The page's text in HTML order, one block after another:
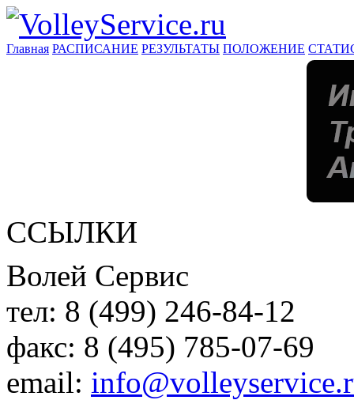
Главная РАСПИСАНИЕ РЕЗУЛЬТАТЫ ПОЛОЖЕНИЕ
ССЫЛКИ
Волей Сервис
тел: 8 (499) 246-84-12
факс: 8 (495) 785-07-69
email: